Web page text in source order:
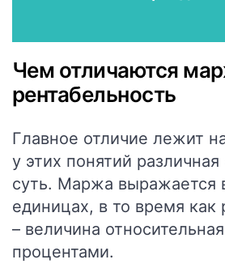
Чем отличаются
рентабельность
Главное отличие лежит
у этих понятий
суть. Маржа выражается
единицах, в то время как
– величина
процентами.